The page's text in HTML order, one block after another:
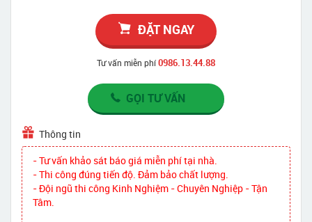
ĐẶT NGAY
Tư vấn miễn phí0986.13.44.88
GỌI TƯ VẤN
Thông tin
- Tư vấn khảo sát báo giá miễn phí tại nhà.
- Thi công đúng tiến độ. Đảm bảo chất lượng.
- Đội ngũ thi công Kinh Nghiệm - Chuyên Nghiệp - Tận
Tâm.